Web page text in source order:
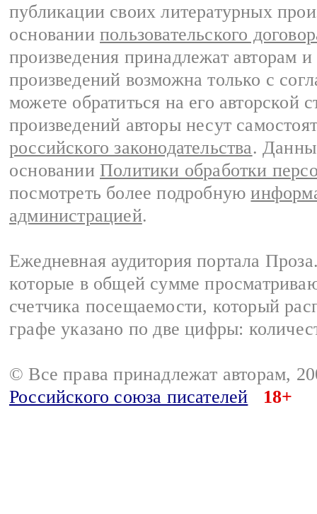
публикации своих литературных
основании пользовательского
произведения принадлежат авторам
произведений возможна только с
можете обратиться на его авторской
произведений авторы несут
российского законодательства.
основании Политики обработки
посмотреть более подробную
администрацией.
Ежедневная аудитория портала
которые в общей сумме
счетчика посещаемости, который
графе указано по две цифры:
© Все права принадлежат авторам,
Российского союза писателей
18+